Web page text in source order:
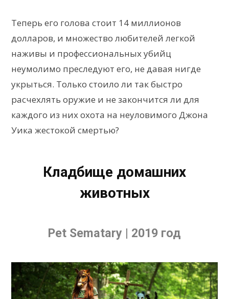
Теперь его голова стоит 14 миллионов
долларов, и множество любителей легкой
наживы и профессиональных убийц
неумолимо преследуют его, не давая нигде
укрыться. Только стоило ли так быстро
расчехлять оружие и не закончится ли для
каждого из них охота на неуловимого Джона
Уика жестокой смертью?
Кладбище домашних
животных
Pet Sematary | 2019 год